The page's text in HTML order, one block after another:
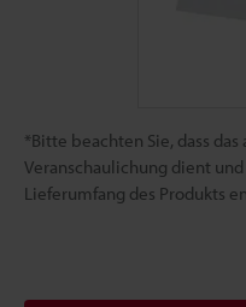
*Bitte beachten Sie, dass
Veranschaulichung dient
Lieferumfang des Produkts